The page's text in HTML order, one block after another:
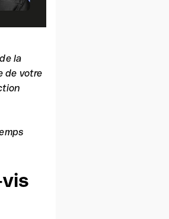
la
de votre